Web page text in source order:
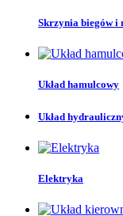
Skrzynia biegów i
Układ hamulcowy
Układ
Elektryka